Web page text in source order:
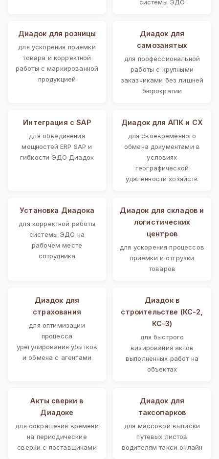
системы ЭДО
Диадок для розницы
для ускорения приемки
товара и корректной
работы с маркированной
продукцией
Диадок для
самозанятых
для профессиональной
работы с крупными
заказчиками без лишней
бюрократии
Интеграция с SAP
для объединения
мощностей ERP SAP и
гибкости ЭДО Диадок
Диадок для АПК и СХ
для своевременного
обмена документами в
условиях
географической
удаленности хозяйств
Установка Диадока
для корректной работы
системы ЭДО на
рабочем месте
сотрудника
Диадок для складов и
логистических
центров
для ускорения процессов
приемки и отгрузки
товаров
Диадок для
страхования
для оптимизации
процесса
урегулирования убытков
и обмена с агентами
Диадок в
строительстве (КС-2,
КС-3)
для быстрого
визирования актов
выполненных работ на
объектах
Акты сверки в
Диадоке
для сокращения времени
на периодические
сверки с поставщиками
Диадок для
таксопарков
для массовой выписки
путевых листов
водителям такси онлайн